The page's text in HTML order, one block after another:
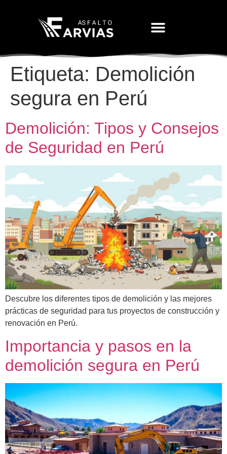
Etiqueta: Demolición
segura en Perú
Demolición: Tipos y Consejos
de Seguridad en Perú
Descubre los diferentes tipos de demolición y las mejores
prácticas de seguridad para tus proyectos de construcción y
renovación en Perú.
Importancia y pasos en la
demolición segura en Perú